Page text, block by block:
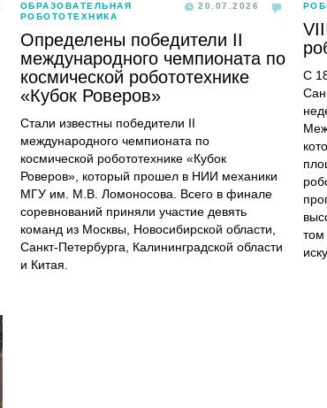
ОБРАЗОВАТЕЛЬНАЯ
РОБОТОТЕХНИКА
20.07.2026
Определены победители II
международного чемпионата по
космической робототехнике
«Кубок Роверов»
Стали известны победители II
международного чемпионата по
космической робототехнике «Кубок
Роверов», который прошел в НИИ механики
МГУ им. М.В. Ломоносова. Всего в финале
соревнований приняли участие девять
команд из Москвы, Новосибирской области,
Санкт-Петербурга, Калининградской области
и Китая.
С
том